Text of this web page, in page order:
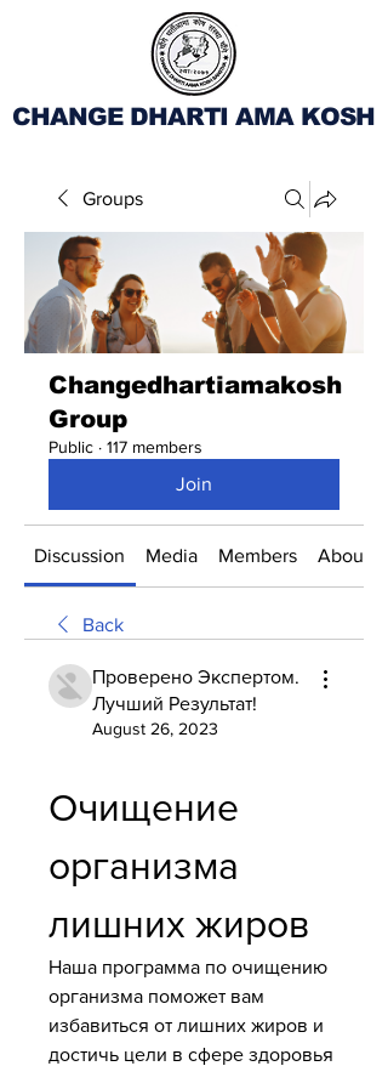
CHANGE DHARTI AMA KOSH
Groups
Changedhartiamakosh
Group
Public · 117 members
Join
Discussion Media Members About
Back
Проверено Экспертом.
Лучший Результат!
August 26, 2023
Очищение
организма
лишних жиров
Наша программа по очищению
организма поможет вам
избавиться от лишних жиров и
достичь цели в сфере здоровья